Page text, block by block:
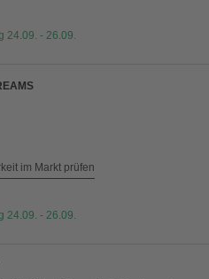
24.09. - 26.09.
im Markt prüfen
24.09. - 26.09.